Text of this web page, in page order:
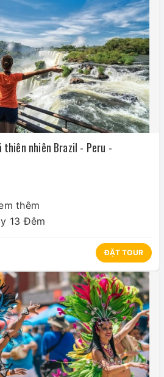
thiên nhiên Brazil - Peru -
thêm
13 Đêm
ĐẶT TOUR